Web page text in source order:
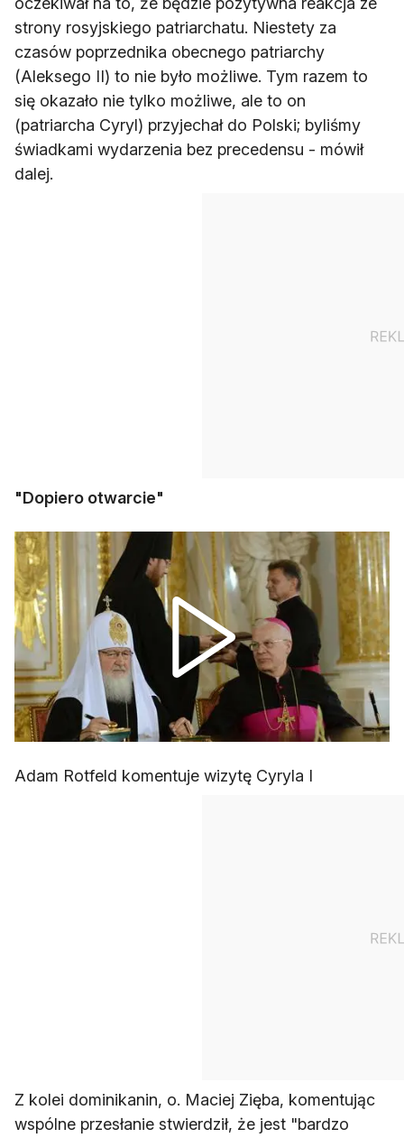
strony rosyjskiego patriarchatu. Niestety za
czasów poprzednika obecnego patriarchy
(Aleksego II) to nie było możliwe. Tym razem to
się okazało nie tylko możliwe, ale to on
(patriarcha Cyryl) przyjechał do Polski; byliśmy
świadkami wydarzenia bez precedensu - mówił
dalej.
"Dopiero otwarcie"
Adam Rotfeld komentuje wizytę Cyryla I
Z kolei dominikanin, o. Maciej Zięba, komentując
wspólne przesłanie stwierdził, że jest "bardzo